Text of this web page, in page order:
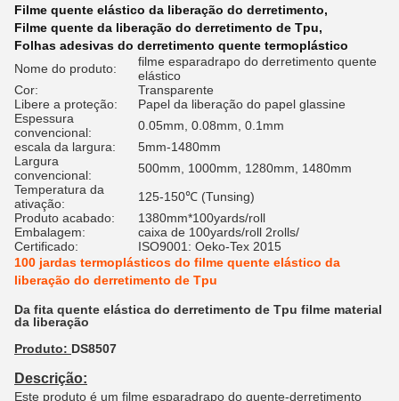
Filme quente elástico da liberação do derretimento,
Filme quente da liberação do derretimento de Tpu,
Folhas adesivas do derretimento quente termoplástico
Nome do produto:
filme esparadrapo do derretimento quente
elástico
Cor:
Transparente
Libere a proteção:
Papel da liberação do papel glassine
Espessura
convencional:
0.05mm, 0.08mm, 0.1mm
escala da largura:
5mm-1480mm
Largura
convencional:
500mm, 1000mm, 1280mm, 1480mm
Temperatura da
ativação:
125-150℃ (Tunsing)
Produto acabado:
1380mm*100yards/roll
Embalagem:
caixa de 100yards/roll 2rolls/
Certificado:
ISO9001: Oeko-Tex 2015
100 jardas termoplásticos do filme quente elástico da
liberação do derretimento de Tpu
Da fita quente elástica do derretimento de Tpu filme material
da liberação
Produto: DS8507
Descrição:
Este produto é um filme esparadrapo do quente-derretimento